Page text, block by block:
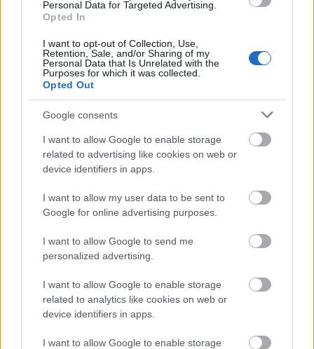
Personal Data for Targeted Advertising.
Opted In
I want to opt-out of Collection, Use,
Retention, Sale, and/or Sharing of my
Personal Data that Is Unrelated with the
Purposes for which it was collected.
Opted Out
Google consents
I want to allow Google to enable storage
related to advertising like cookies on web or
device identifiers in apps.
I want to allow my user data to be sent to
Google for online advertising purposes.
I want to allow Google to send me
personalized advertising.
I want to allow Google to enable storage
related to analytics like cookies on web or
device identifiers in apps.
I want to allow Google to enable storage
előadást megnézni – a hiányzó négyet már
benyomást, várva a ti véleményeiteket is.
Évadértékelés 2024-25 - VI.2. Prózai
előadások/1. - „Lásd, akiket én
szerettem…”